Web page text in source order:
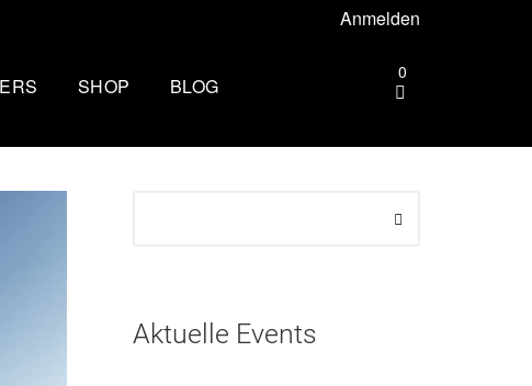
Anmelden
0
SHOP BLOG
Aktuelle Events